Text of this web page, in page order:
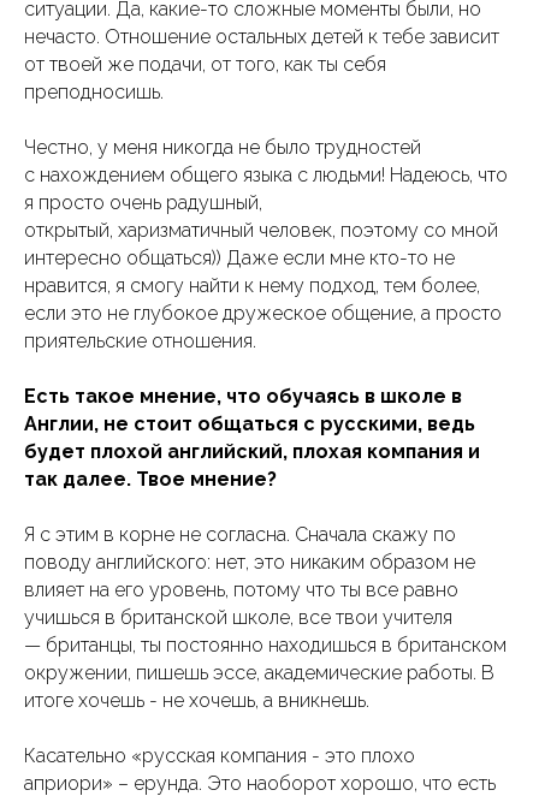
ситуации. Да, какие-то сложные моменты были, но
нечасто. Отношение остальных детей к тебе зависит
от твоей же подачи, от того, как ты себя
преподносишь.
Честно, у меня никогда не было трудностей
с нахождением общего языка с людьми! Надеюсь, что
я просто очень радушный,
открытый, харизматичный человек, поэтому со мной
интересно общаться)) Даже если мне кто-то не
нравится, я смогу найти к нему подход, тем более,
если это не глубокое дружеское общение, а просто
приятельские отношения.
Есть такое мнение, что обучаясь в школе в
Англии, не стоит общаться с русскими, ведь
будет плохой английский, плохая компания и
так далее. Твое мнение?
Я с этим в корне не согласна. Сначала скажу по
поводу английского: нет, это никаким образом не
влияет на его уровень, потому что ты все равно
учишься в британской школе, все твои учителя
— британцы, ты постоянно находишься в британском
окружении, пишешь эссе, академические работы. В
итоге хочешь - не хочешь, а вникнешь.
Касательно «русская компания - это плохо
априори» – ерунда. Это наоборот хорошо, что есть